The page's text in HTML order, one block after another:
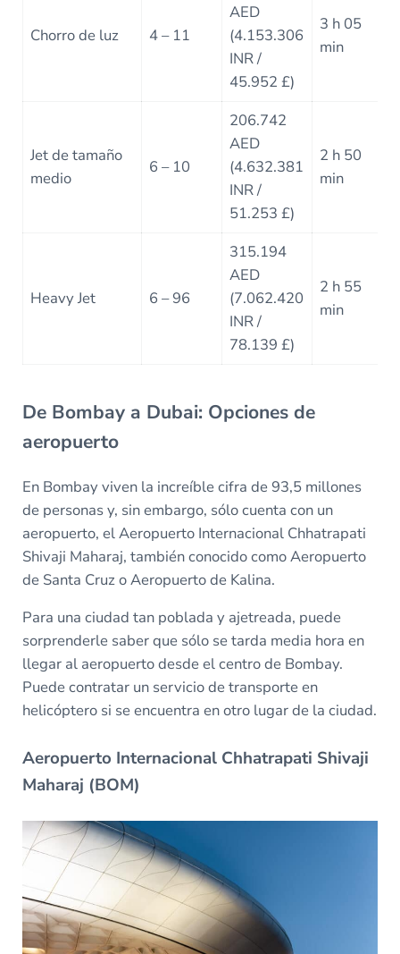
Chorro de luz 4 – 11
AED
(4.153.306
INR /
45.952 £)
3 h 05
min
Jet de tamaño
medio
6 – 10
206.742
AED
(4.632.381
INR /
51.253 £)
2 h 50
min
Heavy Jet 6 – 96
315.194
AED
(7.062.420
INR /
78.139 £)
2 h 55
min
De Bombay a Dubai: Opciones de
aeropuerto
En Bombay viven la increíble cifra de 93,5 millones
de personas y, sin embargo, sólo cuenta con un
aeropuerto, el Aeropuerto Internacional Chhatrapati
Shivaji Maharaj, también conocido como Aeropuerto
de Santa Cruz o Aeropuerto de Kalina.
Para una ciudad tan poblada y ajetreada, puede
sorprenderle saber que sólo se tarda media hora en
llegar al aeropuerto desde el centro de Bombay.
Puede contratar un servicio de transporte en
helicóptero si se encuentra en otro lugar de la ciudad.
Aeropuerto Internacional Chhatrapati Shivaji
Maharaj (BOM)